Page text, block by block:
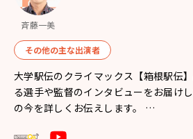
斉藤一美
その他の主な出演者
大学駅伝のクライマックス【箱根駅伝
る選手や監督のインタビューをお届け
の今を詳しくお伝えします。 …